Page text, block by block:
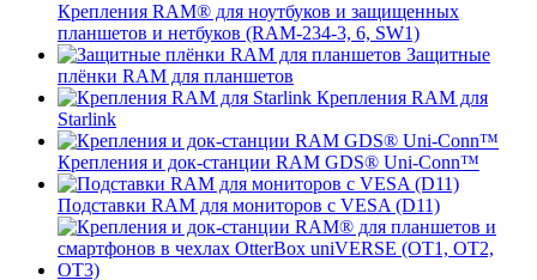
Крепления RAM® для ноутбуков и защищенных
планшетов и нетбуков (RAM-234-3, 6, SW1)
Защитные
плёнки RAM для планшетов
Крепления RAM для
Starlink
Крепления и док-станции RAM GDS® Uni-Conn™
Подставки RAM для мониторов с VESA (D11)